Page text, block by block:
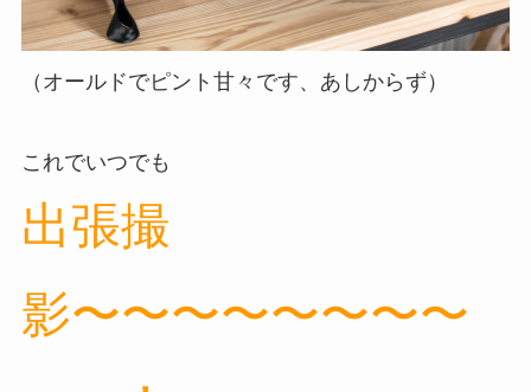
（オールドでピント甘々です、あしからず）
これでいつでも
出張撮
影〜〜〜〜〜〜〜〜